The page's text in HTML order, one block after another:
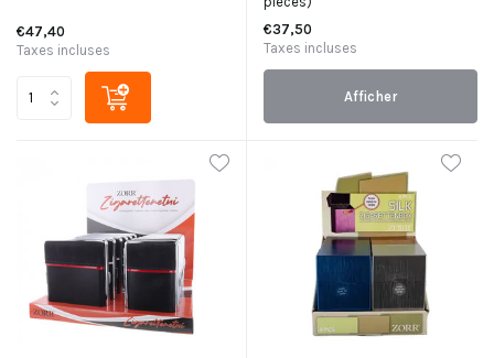
€47,40
Taxes incluses
€37,50
Taxes incluses
Afficher